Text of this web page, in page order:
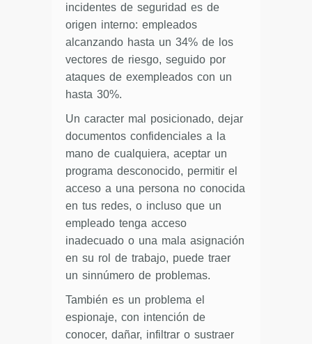
incidentes de seguridad es de
origen interno: empleados
alcanzando hasta un 34% de los
vectores de riesgo, seguido por
ataques de exempleados con un
hasta 30%.
Un caracter mal posicionado, dejar
documentos confidenciales a la
mano de cualquiera, aceptar un
programa desconocido, permitir el
acceso a una persona no conocida
en tus redes, o incluso que un
empleado tenga acceso
inadecuado o una mala asignación
en su rol de trabajo, puede traer
un sinnúmero de problemas.
También es un problema el
espionaje, con intención de
conocer, dañar, infiltrar o sustraer